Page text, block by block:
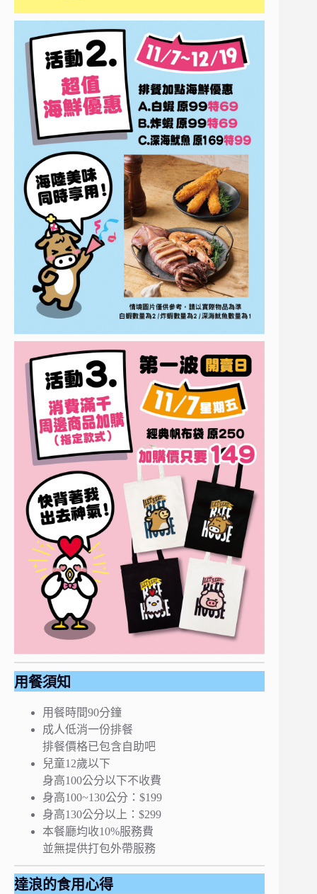
用餐須知
用餐時間90分鐘
成人低消一份排餐
排餐價格已包含自助吧
兒童12歲以下
身高100公分以下不收費
身高100~130公分：$199
身高130公分以上：$299
本餐廳均收10%服務費
並無提供打包外帶服務
達浪的食用心得